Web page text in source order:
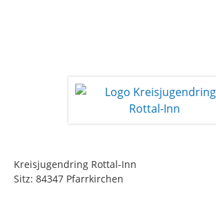
Kreisjugendring Rottal-Inn
Sitz: 84347 Pfarrkirchen